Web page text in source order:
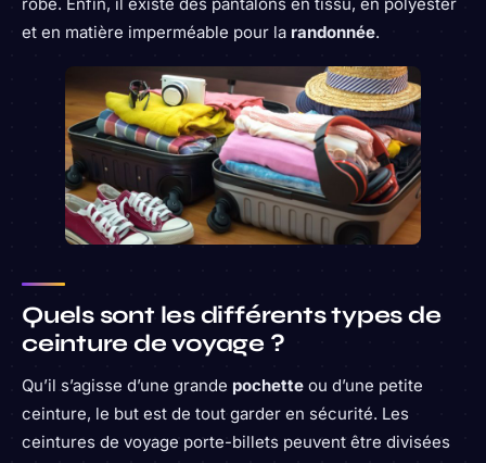
et en matière imperméable pour la randonnée.
Quels sont les différents types de
ceinture de voyage ?
Qu’il s’agisse d’une grande pochette ou d’une petite
ceinture, le but est de tout garder en sécurité. Les
ceintures de voyage porte-billets peuvent être divisées